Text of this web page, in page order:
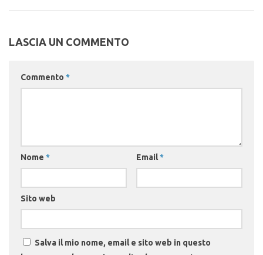
LASCIA UN COMMENTO
Commento *
Nome * Email*
Sito web
Salva il mio nome, email e sito web in questo